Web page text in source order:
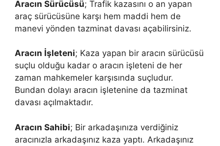
Aracın Sürücüsü; Trafik kazasını o an yapan
araç sürücüsüne karşı hem maddi hem de
manevi yönden tazminat davası açabilirsiniz.
Aracın İşleteni; Kaza yapan bir aracın sürücüsü
suçlu olduğu kadar o aracın işleteni de her
zaman mahkemeler karşısında suçludur.
Bundan dolayı aracın işletenine da tazminat
davası açılmaktadır.
Aracın Sahibi; Bir arkadaşınıza verdiğiniz
aracınızla arkadaşınız kaza yaptı. Arkadaşınız